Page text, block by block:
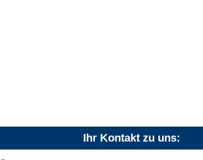
Ihr Kontakt zu uns: